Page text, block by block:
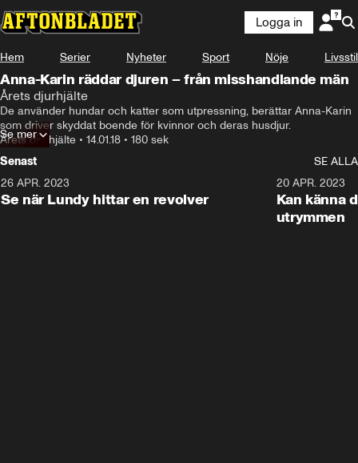
Logga in
Hem Serier Nyheter Sport Nöje Livsstil
Anna-Karin räddar djuren – från misshandlande män
Årets djurhjälte
De använder hundar och katter som utpressning, berättar Anna-Karin
som driver skyddat boende för kvinnor och deras husdjur.
Årets djurhjälte • 14.01.18 • 180 sek
Se mer
Senast
SE ALLA
26 APR. 2023
Se när Lundy hittar en revolver
20 APR. 2023
Kan känna
utrymmen